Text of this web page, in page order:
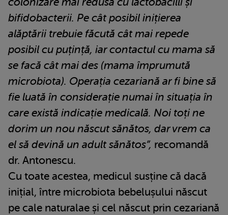
bifidobacterii. Pe cât posibil inițierea
alăptării trebuie făcută cât mai repede
posibil cu puțință, iar contactul cu mama să
se facă cât mai des (mama împrumută
microbiota). Operația cezariană ar fi bine să
fie luată în considerație numai în situația în
care există indicație medicală. Noi toți ne
dorim un nou născut sănătos, dar vrem ca
el să devină un adult sănătos”, recomandă
dr. Antonescu.
Cu toate acestea, medicul susține că dacă
inițial, între microbiota bebelușului născut
pe cale naturalae și cel născut prin cezariană